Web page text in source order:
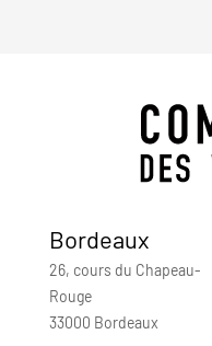
Bordeaux
26, cours du Chapeau-
Rouge
33000 Bordeaux